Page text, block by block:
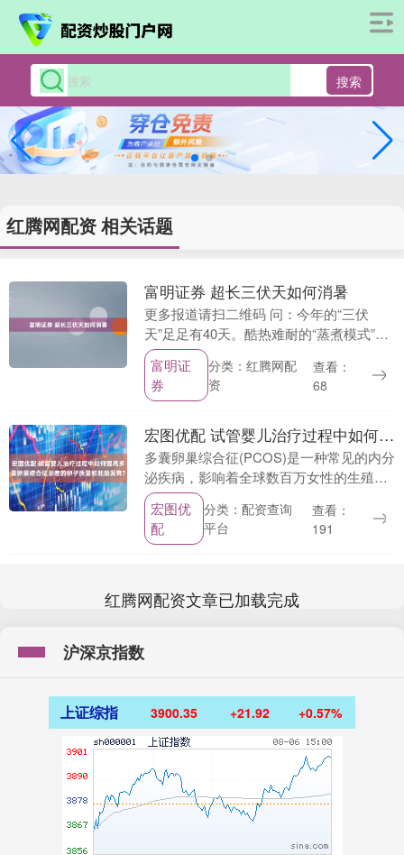
搜索
红腾网配资 相关话题
富明证券 超长三伏天如何消暑
更多报道请扫二维码 问：今年的“三伏
天”足足有40天。酷热难耐的“蒸煮模式”，
不仅对人体健康构成威胁，还给人们的日
常生活带来诸多不便。如何防范中暑，清
凉度夏？ ....
富明证
券
分类：红腾网配
资
查看：
68
宏图优配 试管婴儿治疗过程中如何提高多囊卵巢综合征患者的卵子质量和胚胎发育？
多囊卵巢综合征(PCOS)是一种常见的内分
泌疾病，影响着全球数百万女性的生殖健
康。PCOS患者常常面临卵子质量差、胚
胎发育不良等问题，给试管婴儿治疗带来
了挑战。....
宏图优
配
分类：配资查询
平台
查看：
191
红腾网配资文章已加载完成
沪深京指数
上证综指 3900.35 +21.92 +0.57%